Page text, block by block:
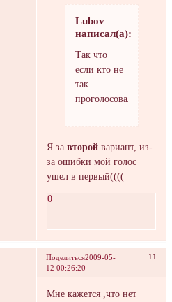
Lubov
написал(а):
Так что
если кто не
так
проголосовал
Я завторой вариант, из-
за ошибки мой голос
ушел в первый((((
0
Поделиться 11
2009-05-
12 00:26:20
Мне кажется ,что нет